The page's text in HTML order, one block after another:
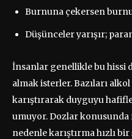
Burnuna çekersen
Düşünceler yarışır;
İnsanlar genellikle bu hissi
almak isterler. Bazıları
karıştırarak duyguyu
umuyor. Dozlar
nedenle karıştırma hızlı